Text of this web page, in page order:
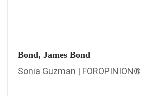
Bond, James Bond
Sonia Guzman | FOROPINION®